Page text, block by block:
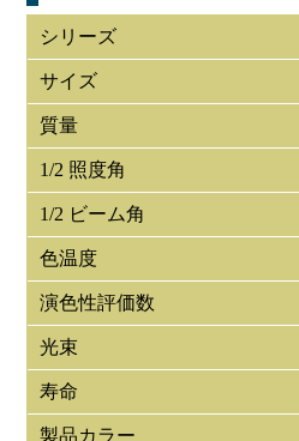
シリーズ
サイズ
質量
1/2 照度角
1/2 ビーム角
色温度
演色性評価数
光束
寿命
製品カラー